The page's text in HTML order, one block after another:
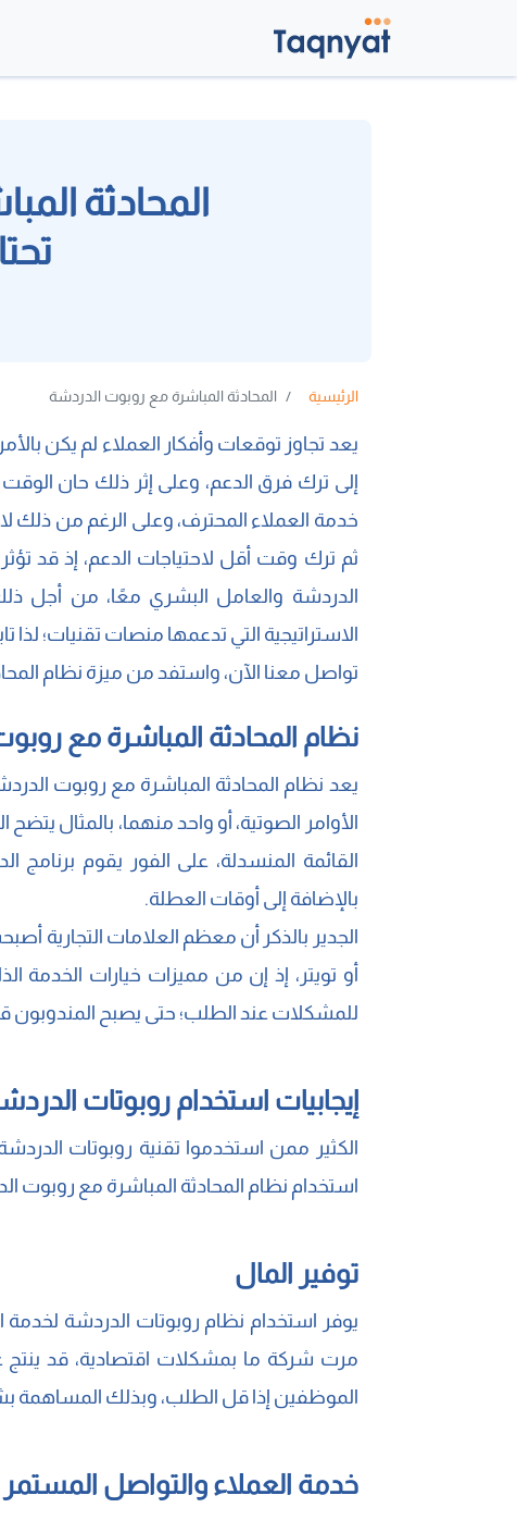
المحادثة
الرئيسية المحادثة المباشرة مع روبوت الدردشة
يعد تجاوز توقعات وأفكار العملاء لم يكن
إلى ترك فرق الدعم، وعلى إثر ذلك حان
خدمة العملاء المحترف، وعلى الرغم من ذلك
ثم ترك وقت أقل لاحتياجات الدعم، إذ قد
الدردشة والعامل البشري معًا، من أجل
الاستراتيجية التي تدعمها منصات تقنيات؛ لذا
تواصل معنا الآن، واستفد من ميزة نظام
نظام المحادثة المباشرة مع
يعد نظام المحادثة المباشرة مع روبوت
الأوامر الصوتية، أو واحد منهما،
القائمة المنسدلة، على الفور يقوم
بالإضافة إلى أوقات العطلة.
الجدير بالذكر أن معظم العلامات التجارية
أو تويتر، إذ إن من مميزات خيارات الخدمة
للمشكلات عند الطلب؛ حتى يصبح المندوبون
إيجابيات استخدام روبوتات
الكثير ممن استخدموا تقنية روبوتات
استخدام نظام المحادثة المباشرة مع روبوت
توفير المال
يوفر استخدام نظام روبوتات الدردشة
مرت شركة ما بمشكلات اقتصادية، قد ينتج
الموظفين إذا قل الطلب، وبذلك المساهمة
خدمة العملاء والتواصل المستمر